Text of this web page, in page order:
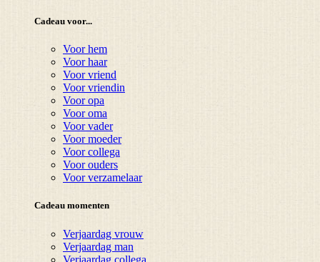
Cadeau voor...
Voor hem
Voor haar
Voor vriend
Voor vriendin
Voor opa
Voor oma
Voor vader
Voor moeder
Voor collega
Voor ouders
Voor verzamelaar
Cadeau momenten
Verjaardag vrouw
Verjaardag man
Verjaardag collega